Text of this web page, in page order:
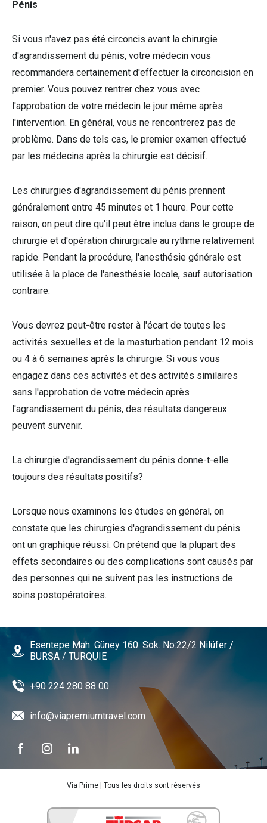
Pénis
Si vous n'avez pas été circoncis avant la chirurgie
d'agrandissement du pénis, votre médecin vous
recommandera certainement d'effectuer la circoncision en
premier. Vous pouvez rentrer chez vous avec
l'approbation de votre médecin le jour même après
l'intervention. En général, vous ne rencontrerez pas de
problème. Dans de tels cas, le premier examen effectué
par les médecins après la chirurgie est décisif.
Les chirurgies d'agrandissement du pénis prennent
généralement entre 45 minutes et 1 heure. Pour cette
raison, on peut dire qu'il peut être inclus dans le groupe de
chirurgie et d'opération chirurgicale au rythme relativement
rapide. Pendant la procédure, l'anesthésie générale est
utilisée à la place de l'anesthésie locale, sauf autorisation
contraire.
Vous devrez peut-être rester à l'écart de toutes les
activités sexuelles et de la masturbation pendant 12 mois
ou 4 à 6 semaines après la chirurgie. Si vous vous
engagez dans ces activités et des activités similaires
sans l'approbation de votre médecin après
l'agrandissement du pénis, des résultats dangereux
peuvent survenir.
La chirurgie d'agrandissement du pénis donne-t-elle
toujours des résultats positifs?
Lorsque nous examinons les études en général, on
constate que les chirurgies d'agrandissement du pénis
ont un graphique réussi. On prétend que la plupart des
effets secondaires ou des complications sont causés par
des personnes qui ne suivent pas les instructions de
soins postopératoires.
Esentepe Mah. Güney 160. Sok. No:22/2 Nilüfer /
BURSA / TURQUIE
+90 224 280 88 00
info@viapremiumtravel.com
Via Prime | Tous les droits sont réservés